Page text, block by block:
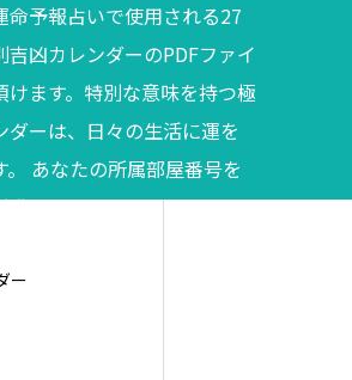
命予報占いで使用される27
吉凶カレンダーのPDFファイ
けます。特別な意味を持つ極
ダーは、日々の生活に運を
。 あなたの所属部屋番号を
購入ください。
ー